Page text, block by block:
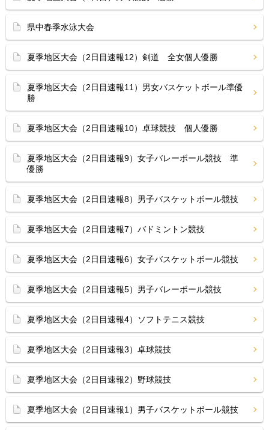
県中春季水泳大会
夏季地区大会（2日目速報12）剣道 全女個人優勝
夏季地区大会（2日目速報11）男女バスケットボール準優
勝
夏季地区大会（2日目速報10）卓球競技 個人優勝
夏季地区大会（2日目速報9）女子バレーボール競技 準
優勝
夏季地区大会（2日目速報8）男子バスケットボール競技
夏季地区大会（2日目速報7）バドミントン競技
夏季地区大会（2日目速報6）女子バスケットボール競技
夏季地区大会（2日目速報5）男子バレーボール競技
夏季地区大会（2日目速報4）ソフトテニス競技
夏季地区大会（2日目速報3）卓球競技
夏季地区大会（2日目速報2）野球競技
夏季地区大会（2日目速報1）男子バスケットボール競技